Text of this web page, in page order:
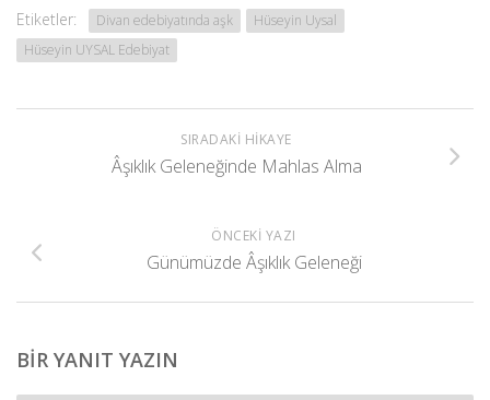
Etiketler: Divan edebiyatında aşk
Hüseyin Uysal
Hüseyin UYSAL Edebiyat
SIRADAKI HIKAYE
Âşıklık Geleneğinde Mahlas Alma
ÖNCEKI YAZI
Günümüzde Âşıklık Geleneği
BIR YANIT YAZIN